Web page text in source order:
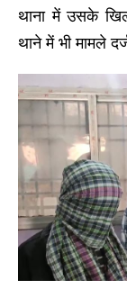
थाना में उसके
थाने में भी मामले